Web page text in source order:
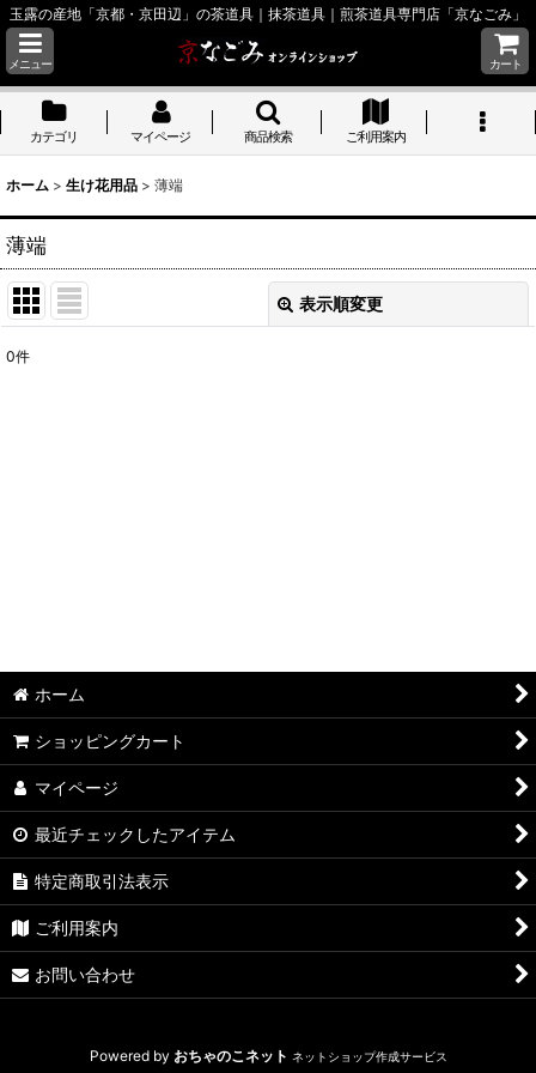
玉露の産地「京都・京田辺」の茶道具｜抹茶道具｜煎茶道具専門店「京なごみ」
メニュー カート
カテゴリ マイページ 商品検索 ご利用案内
ホーム > 生け花用品 > 薄端
薄端
表示順変更
0件
ホーム
ショッピングカート
マイページ
最近チェックしたアイテム
特定商取引法表示
ご利用案内
お問い合わせ
Powered by おちゃのこネット ネットショップ作成サービス